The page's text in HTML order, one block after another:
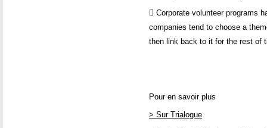
 Corporate volunteer programs
companies tend to choose a
then link back to it for the rest of
Pour en savoir plus
> Sur Trialogue